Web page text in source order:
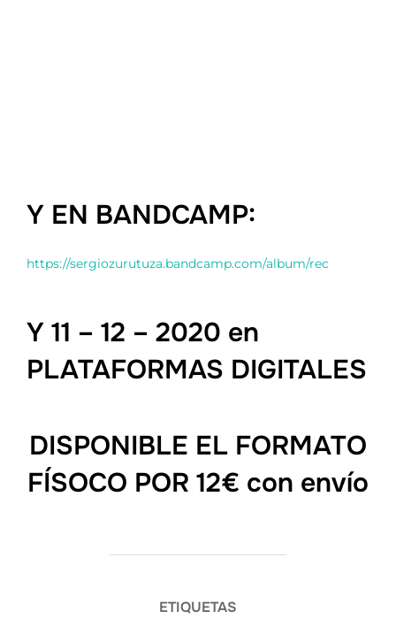
Y EN BANDCAMP:
https://sergiozurutuza.bandcamp.com/album/rec
Y 11 – 12 – 2020 en
PLATAFORMAS DIGITALES
DISPONIBLE EL FORMATO
FÍSOCO POR 12€ con envío
ETIQUETAS